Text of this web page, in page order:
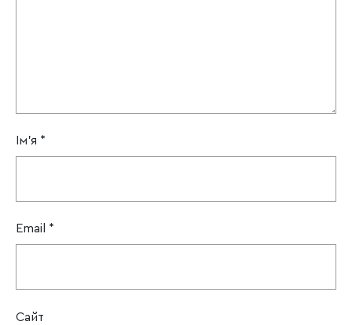
Ім'я *
Email *
Сайт